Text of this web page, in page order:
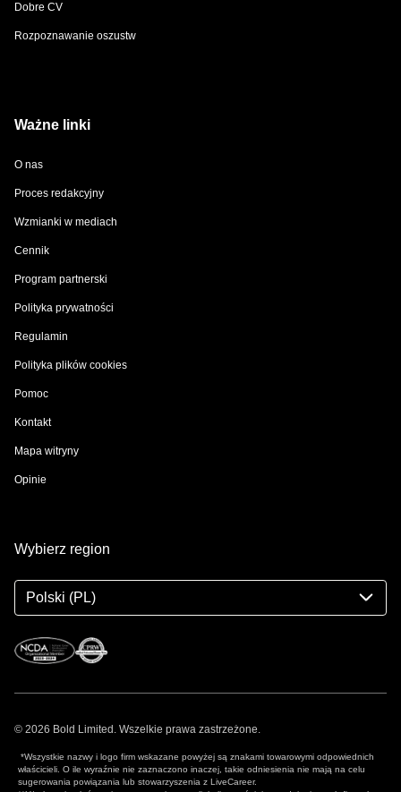
Dobre CV
Rozpoznawanie oszustw
Ważne linki
O nas
Proces redakcyjny
Wzmianki w mediach
Cennik
Program partnerski
Polityka prywatności
Regulamin
Polityka plików cookies
Pomoc
Kontakt
Mapa witryny
Opinie
Wybierz region
Polski (PL)
© 2026 Bold Limited. Wszelkie prawa zastrzeżone.
*Wszystkie nazwy i logo firm wskazane powyżej są znakami towarowymi odpowiednich
właścicieli. O ile wyraźnie nie zaznaczono inaczej, takie odniesienia nie mają na celu
sugerowania powiązania lub stowarzyszenia z LiveCareer.